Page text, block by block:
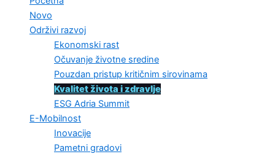
Novo
Održivi razvoj
Ekonomski rast
Očuvanje životne sredine
Pouzdan pristup kritičnim sirovinama
Kvalitet života i zdravlje
ESG Adria Summit
E-Mobilnost
Inovacije
Pametni gradovi